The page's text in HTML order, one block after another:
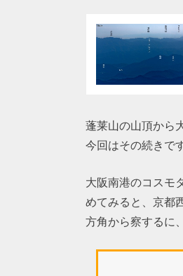
蓬莱山の山頂から
今回はその続きです
大阪南港のコスモ
めてみると、京都
方角から察するに